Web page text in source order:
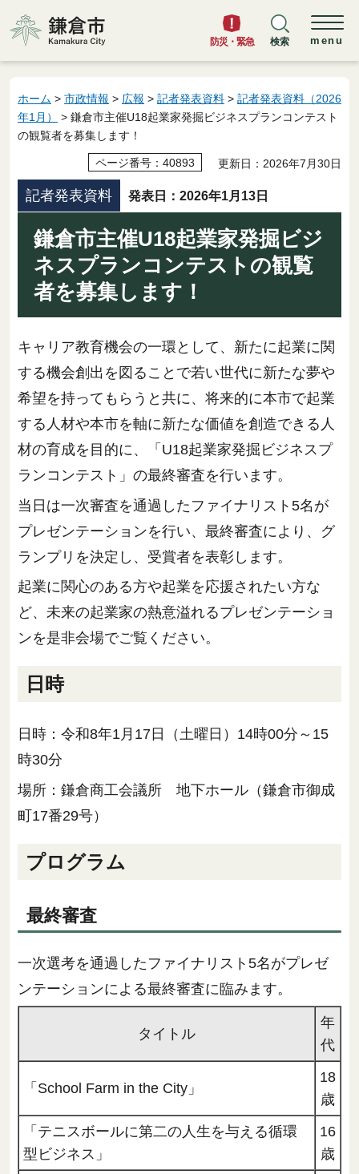
鎌倉市
防災・緊急 検索 menu
ホーム > 市政情報 > 広報 > 記者発表資料 > 記者発表資料（2026
年1月）
> 鎌倉市主催U18起業家発掘ビジネスプランコンテスト
の観覧者を募集します！
ページ番号：40893 更新日：2026年7月30日
記者発表資料 発表日：2026年1月13日
鎌倉市主催U18起業家発掘ビジ
ネスプランコンテストの観覧
者を募集します！
キャリア教育機会の一環として、新たに起業に関
する機会創出を図ることで若い世代に新たな夢や
希望を持ってもらうと共に、将来的に本市で起業
する人材や本市を軸に新たな価値を創造できる人
材の育成を目的に、「U18起業家発掘ビジネスプ
ランコンテスト」の最終審査を行います。
当日は一次審査を通過したファイナリスト5名が
プレゼンテーションを行い、最終審査により、グ
ランプリを決定し、受賞者を表彰します。
起業に関心のある方や起業を応援されたい方な
ど、未来の起業家の熱意溢れるプレゼンテーショ
ンを是非会場でご覧ください。
日時
日時：令和8年1月17日（土曜日）14時00分～15
時30分
場所：鎌倉商工会議所 地下ホール（鎌倉市御成
町17番29号）
プログラム
最終審査
一次選考を通過したファイナリスト5名がプレゼ
ンテーションによる最終審査に臨みます。
タイトル
年
代
「School Farm in the City」
18
歳
「テニスボールに第二の人生を与える循環
型ビジネス」
16
歳